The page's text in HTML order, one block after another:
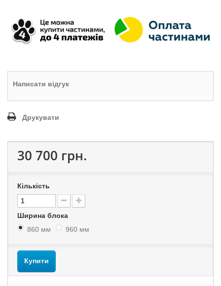
Написати відгук
Друкувати
30 700 грн.
Кількість
Ширина блока
860 мм
960 мм
Купити